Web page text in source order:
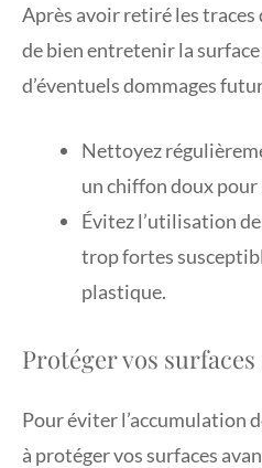
Après avoir retiré les traces
de bien entretenir la
d’éventuels dommages
Nettoyez
un chiffon doux
Évitez l’utilisation
trop fortes
plastique.
Protéger vos
Pour éviter l’accumulation
à protéger vos surfaces